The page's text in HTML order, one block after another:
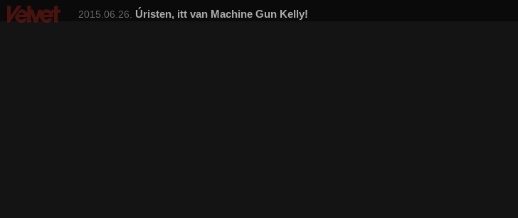
Úristen, itt van Machine Gun Kelly!
2015.06.26.